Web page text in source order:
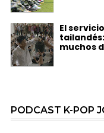
El
muchos
PODCAST K-POP